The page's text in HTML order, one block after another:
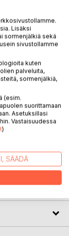
tarina, joka
muistoista, jotka
mielen varjot
jotka
kuulostaa
hänen
vihaa,
voineet
rukouksiin
Katin elämää.
ja enkeleitä
tarinoita. Mikä
kuvitella, vai
Lisäksi
sormenjälkiä sekä
sivustollamme
kuten
palveluita,
sormenjälkiä,
(esim.
suorittamaan
Asetuksillasi
Vastaisuudessa
)
SÄÄDÄ